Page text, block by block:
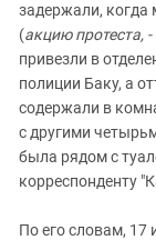
задержали,
(акцию протеста,
привезли в
полиции Баку, а
содержали в
с другими
была рядом с
корреспонденту
По его словам, 17